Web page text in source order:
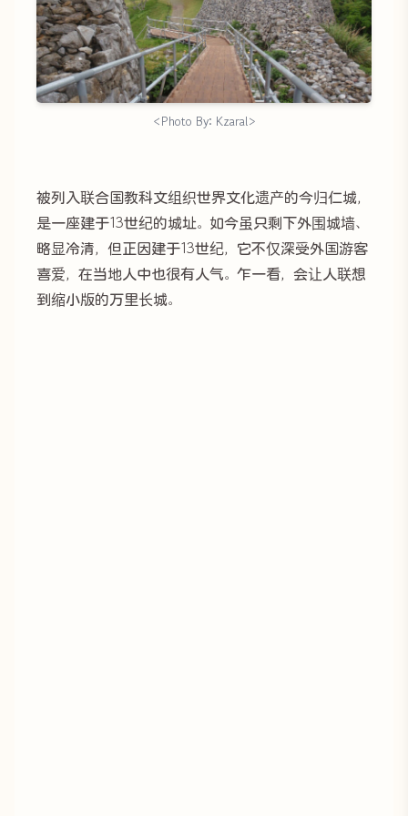
<Photo By: Kzaral>
被列入联合国教科文组织世界文化遗产的今归仁城，
是一座建于13世纪的城址。如今虽只剩下外围城墙、
略显冷清，但正因建于13世纪，它不仅深受外国游客
喜爱，在当地人中也很有人气。乍一看，会让人联想
到缩小版的万里长城。